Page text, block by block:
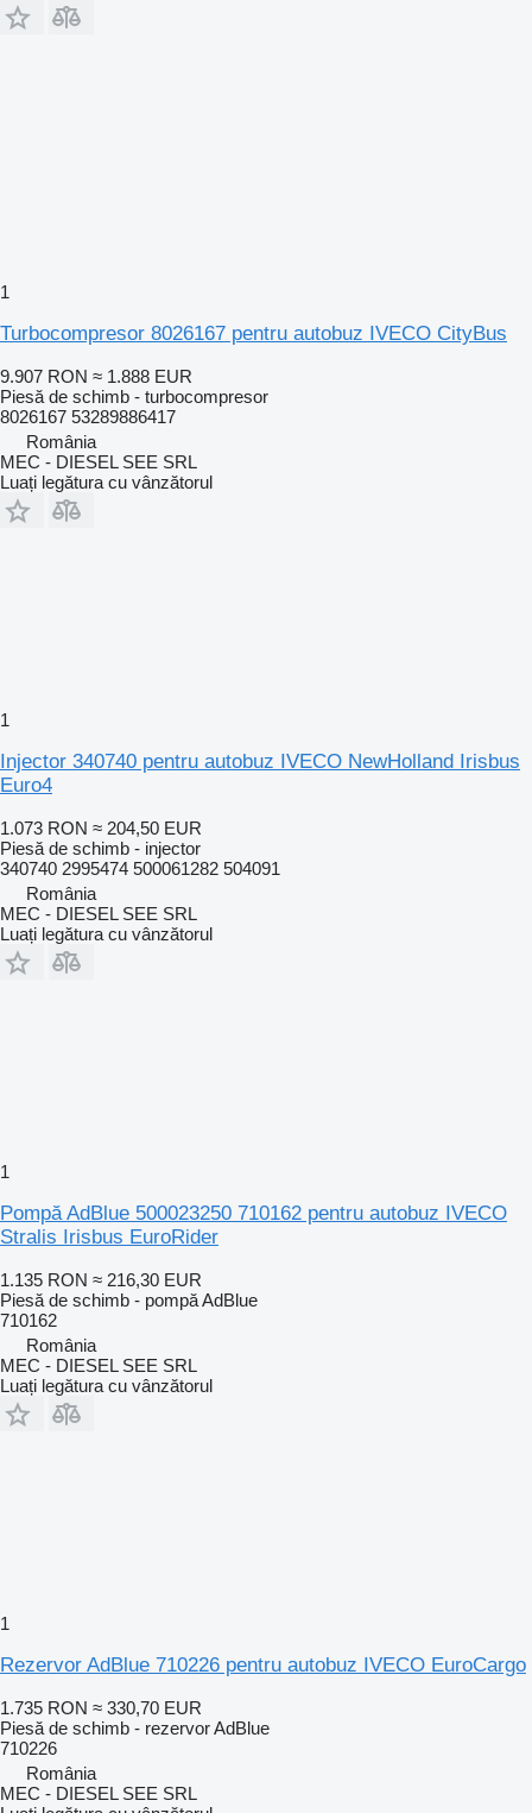
1
Turbocompresor 8026167 pentru autobuz IVECO CityBus
9.907 RON ≈ 1.888 EUR
Piesă de schimb - turbocompresor
8026167 53289886417
România
MEC - DIESEL SEE SRL
Luați legătura cu vânzătorul
1
Injector 340740 pentru autobuz IVECO NewHolland Irisbus
Euro4
1.073 RON ≈ 204,50 EUR
Piesă de schimb - injector
340740 2995474 500061282 504091
România
MEC - DIESEL SEE SRL
Luați legătura cu vânzătorul
1
Pompă AdBlue 500023250 710162 pentru autobuz IVECO
Stralis Irisbus EuroRider
1.135 RON ≈ 216,30 EUR
Piesă de schimb - pompă AdBlue
710162
România
MEC - DIESEL SEE SRL
Luați legătura cu vânzătorul
1
Rezervor AdBlue 710226 pentru autobuz IVECO EuroCargo
1.735 RON ≈ 330,70 EUR
Piesă de schimb - rezervor AdBlue
710226
România
MEC - DIESEL SEE SRL